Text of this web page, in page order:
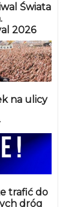
Świata
2026
na ulicy
trafić do
dróg